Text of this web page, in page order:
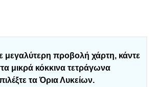
μεγαλύτερη προβολή χάρτη, κάντε
μικρά κόκκινα τετράγωνα
ταΌρια Λυκείων.